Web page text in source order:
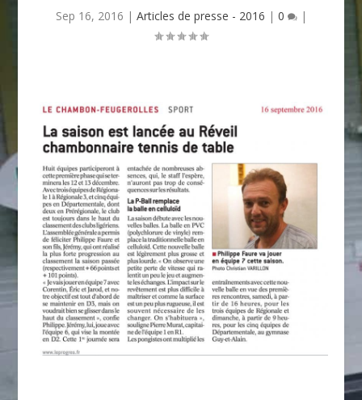
Sep 16, 2016 | Articles de presse - 2016 | 0 |